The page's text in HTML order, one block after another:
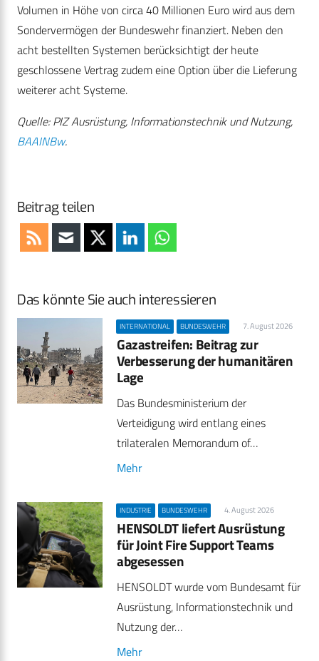
Volumen in Höhe von circa 40 Millionen Euro wird aus dem
Sondervermögen der Bundeswehr finanziert. Neben den
acht bestellten Systemen berücksichtigt der heute
geschlossene Vertrag zudem eine Option über die Lieferung
weiterer acht Systeme.
Quelle: PIZ Ausrüstung, Informationstechnik und Nutzung,
BAAINBw.
Beitrag teilen
Das könnte Sie auch interessieren
INTERNATIONAL BUNDESWEHR 7. August 2026
Gazastreifen: Beitrag zur
Verbesserung der humanitären
Lage
Das Bundesministerium der
Verteidigung wird entlang eines
trilateralen Memorandum of…
Mehr
INDUSTRIE BUNDESWEHR 4. August 2026
HENSOLDT liefert Ausrüstung
für Joint Fire Support Teams
abgesessen
HENSOLDT wurde vom Bundesamt für
Ausrüstung, Informationstechnik und
Nutzung der…
Mehr